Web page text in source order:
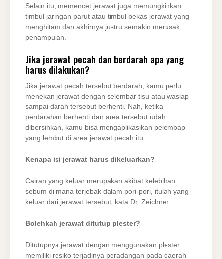
Selain itu, memencet jerawat juga memungkinkan
timbul jaringan parut atau timbul bekas jerawat yang
menghitam dan akhirnya justru semakin merusak
penampulan.
Jika jerawat pecah dan berdarah apa yang
harus dilakukan?
Jika jerawat pecah tersebut berdarah, kamu perlu
menekan jerawat dengan selembar tisu atau waslap
sampai darah tersebut berhenti. Nah, ketika
perdarahan berhenti dan area tersebut udah
dibersihkan, kamu bisa mengaplikasikan pelembap
yang lembut di area jerawat pecah itu.
Kenapa isi jerawat harus dikeluarkan?
Cairan yang keluar merupakan akibat kelebihan
sebum di mana terjebak dalam pori-pori, itulah yang
keluar dari jerawat tersebut, kata Dr. Zeichner.
Bolehkah jerawat ditutup plester?
Ditutupnya jerawat dengan menggunakan plester
memiliki resiko terjadinya peradangan pada daerah